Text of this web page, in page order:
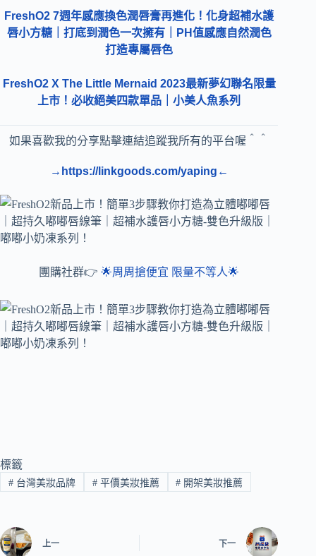
FreshO2 7週年感應換色潤唇膏再進化！化身超補水護
唇小方糖｜打底到潤色一次擁有｜PH值感應自然潤色
打造專屬唇色
FreshO2 X The Little Mernaid 2023最新夢幻聯名限量
上市！必收絕美四款單品｜小美人魚系列
如果喜歡我的分享點擊連結追蹤我所有的平台喔＾＾
→https://linkgoods.com/yaping←
團購社群👉🌟周周搶便宜 限量不等人🌟
標籤
#台灣美妝品牌 #平價美妝推薦 # 開架美妝推薦
上一 下一